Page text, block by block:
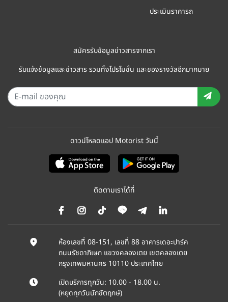
ประเมินราคารถ
สมัครรับข้อมูลข่าวสารจากเรา
รับแจ้งข้อมูลและข่าวสาร รวมทั้งโปรโมชั่น และของรางวัลอีกมากมาย
ดาวน์โหลดแอป Motorist วันนี้
ติดตามเราได้ที่
ห้องเลขที่ 08-151, เลขที่ 88 อาคารเดอะปาร์ค
ถนนรัชดาภิเษก แขวงคลองเตย เขตคลองเตย
กรุงเทพมหานคร 10110 ประเทศไทย
เปิดบริการทุกวัน: 10.00 - 18.00 น.
(หยุดทุกวันนักขัตฤกษ์)